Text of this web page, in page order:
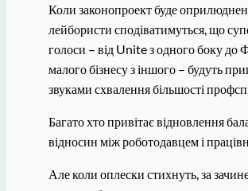
Коли законопроект буде
лейбористи сподіватимуться, що
голоси – від Unite з одного боку до
малого бізнесу з іншого – будуть
звуками схвалення більшості
Багато хто привітає відновлення
відносин між роботодавцем і
Але коли оплески стихнуть, за